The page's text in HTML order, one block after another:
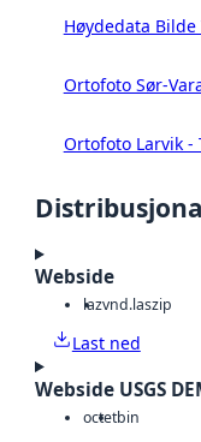
Høydedata Bilde
Ortofoto Sør-
Ortofoto Larvik -
Webside
lazvnd.laszip
Last ned
Webside USGS
octetbin